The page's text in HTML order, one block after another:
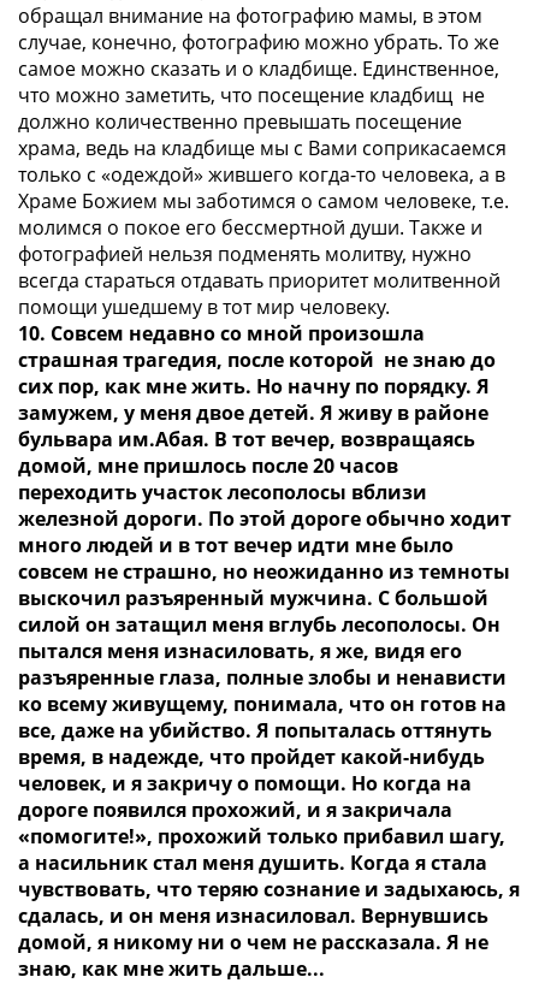
обращал внимание на фотографию мамы, в этом
случае, конечно, фотографию можно убрать. То же
самое можно сказать и о кладбище. Единственное,
что можно заметить, что посещение кладбищ не
должно количественно превышать посещение
храма, ведь на кладбище мы с Вами соприкасаемся
только с «одеждой» жившего когда-то человека, а в
Храме Божием мы заботимся о самом человеке, т.е.
молимся о покое его бессмертной души. Также и
фотографией нельзя подменять молитву, нужно
всегда стараться отдавать приоритет молитвенной
помощи ушедшему в тот мир человеку.
10. Совсем недавно со мной произошла
страшная трагедия, после которой не знаю до
сих пор, как мне жить. Но начну по порядку. Я
замужем, у меня двое детей. Я живу в районе
бульвара им.Абая. В тот вечер, возвращаясь
домой, мне пришлось после 20 часов
переходить участок лесополосы вблизи
железной дороги. По этой дороге обычно ходит
много людей и в тот вечер идти мне было
совсем не страшно, но неожиданно из темноты
выскочил разъяренный мужчина. С большой
силой он затащил меня вглубь лесополосы. Он
пытался меня изнасиловать, я же, видя его
разъяренные глаза, полные злобы и ненависти
ко всему живущему, понимала, что он готов на
все, даже на убийство. Я попыталась оттянуть
время, в надежде, что пройдет какой-нибудь
человек, и я закричу о помощи. Но когда на
дороге появился прохожий, и я закричала
«помогите!», прохожий только прибавил шагу,
а насильник стал меня душить. Когда я стала
чувствовать, что теряю сознание и задыхаюсь, я
сдалась, и он меня изнасиловал. Вернувшись
домой, я никому ни о чем не рассказала. Я не
знаю, как мне жить дальше...